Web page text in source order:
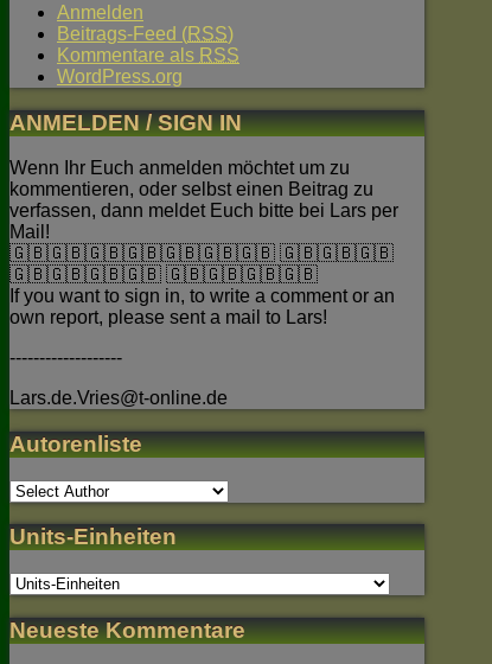
Anmelden
Beitrags-Feed (RSS)
Kommentare als RSS
WordPress.org
ANMELDEN / SIGN IN
Wenn Ihr Euch anmelden möchtet um zu
kommentieren, oder selbst einen Beitrag zu
verfassen, dann meldet Euch bitte bei Lars per
Mail!
🇬🇧🇬🇧🇬🇧🇬🇧🇬🇧🇬🇧🇬🇧 🇬🇧🇬🇧🇬🇧
🇬🇧🇬🇧🇬🇧🇬🇧 🇬🇧🇬🇧🇬🇧🇬🇧
If you want to sign in, to write a comment or an
own report, please sent a mail to Lars!
-------------------
Lars.de.Vries@t-online.de
Autorenliste
Units-Einheiten
Neueste Kommentare